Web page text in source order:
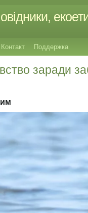
Контакт Поддержка
заради